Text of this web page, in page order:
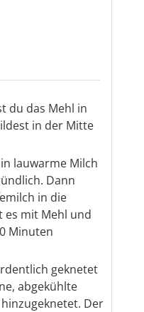
du das Mehl in
in der Mitte
lauwarme Milch
Dann
in die
es mit Mehl und
Minuten
geknetet
abgekühlte
Der